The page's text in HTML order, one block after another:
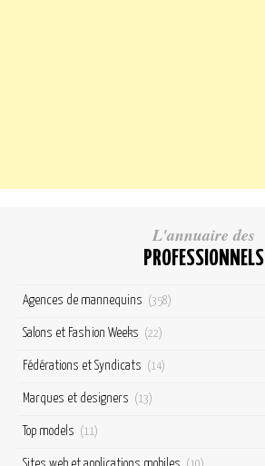
L'annuaire des
PROFESSIONNELS
Agences de mannequins (358)
Salons et Fashion Weeks (22)
Fédérations et Syndicats (14)
Marques et designers (13)
Top models (11)